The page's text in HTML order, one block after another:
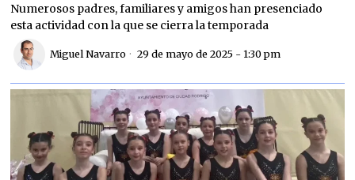
Numerosos padres, familiares y amigos han presenciado
esta actividad con la que se cierra la temporada
Miguel Navarro 29 de mayo de 2025 - 1:30 pm